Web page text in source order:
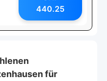
440.25
für